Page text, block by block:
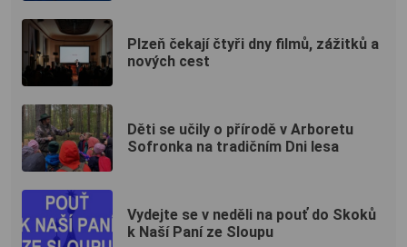
Plzeň čekají čtyři dny filmů, zážitků a
nových cest
Děti se učily o přírodě v Arboretu
Sofronka na tradičním Dni lesa
Vydejte se v neděli na pouť do Skoků
k Naší Paní ze Sloupu